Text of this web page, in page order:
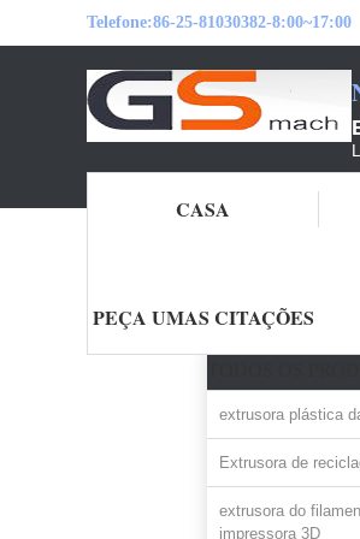
Telefone:86-25-81030382-8:00~17:00
CASA
PEÇA UMAS CITAÇÕES
extrusora plástica
Extrusora de
extrusora do
impressora 3D